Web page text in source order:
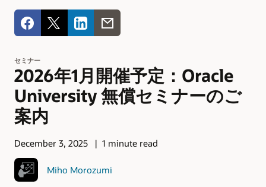
セミナー
2026年1月開催予定：Oracle
University 無償セミナーのご
案内
December 3, 2025 1 minute read
Miho Morozumi